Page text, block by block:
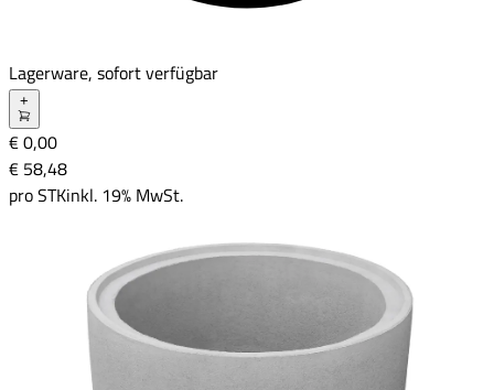
Lagerware, sofort verfügbar
€ 0,00
€ 58,48
proSTKinkl. 19% MwSt.